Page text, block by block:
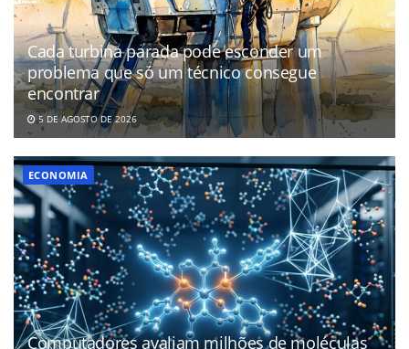
Cada turbina parada pode esconder um
problema que só um técnico consegue
encontrar
5 DE AGOSTO DE 2026
ECONOMIA
Computadores avaliam milhões de moléculas